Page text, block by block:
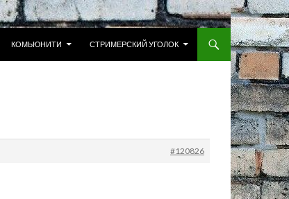
КОМЬЮНИТИ СТРИМЕРСКИЙ УГОЛОК
#120826